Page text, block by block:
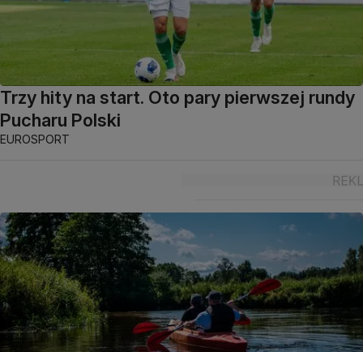
Trzy hity na start. Oto pary pierwszej rundy
Pucharu Polski
EUROSPORT